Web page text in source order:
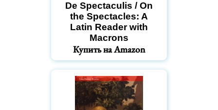
De Spectaculis / On
the Spectacles: A
Latin Reader with
Macrons
Купить на Amazon